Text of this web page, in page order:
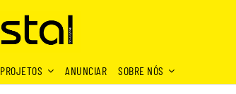
PROJETOS ANUNCIAR SOBRE NÓS